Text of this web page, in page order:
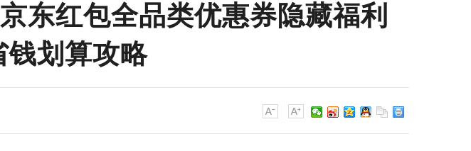
东红包全品类优惠券隐藏福利
钱划算攻略